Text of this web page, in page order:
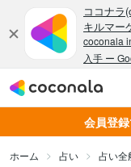
会員登
ホーム 占い 占い全